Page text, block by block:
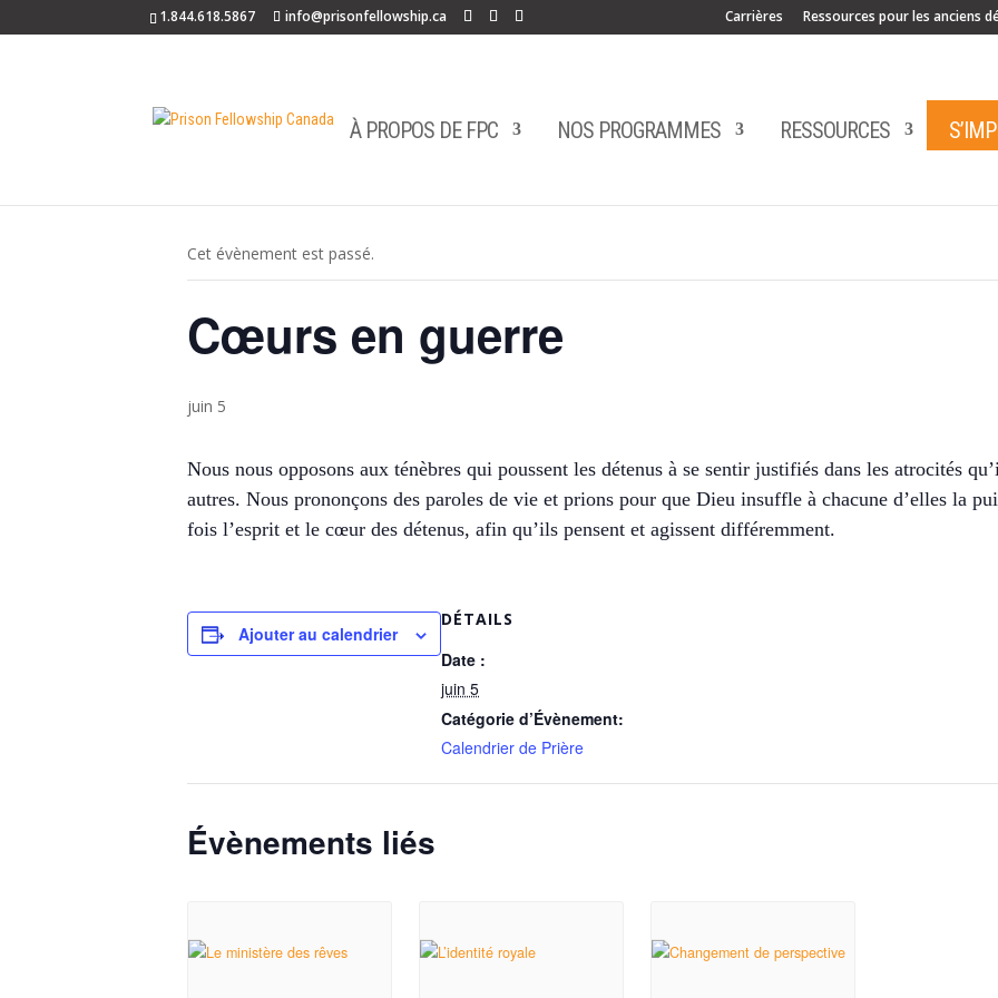
1.844.618.5867 info@prisonfellowship.ca Carrières Ressources pour les anciens
À PROPOS DE FPC NOS PROGRAMMES RESSOURCES
Cet évènement est passé.
Cœurs en guerre
juin 5
Nous nous opposons aux ténèbres qui poussent les détenus à se sentir justifiés dans les atrocités
autres. Nous prononçons des paroles de vie et prions pour que Dieu insuffle à chacune d’elles la
fois l’esprit et le cœur des détenus, afin qu’ils pensent et agissent différemment.
Ajouter au calendrier
DÉTAILS
Date :
juin 5
Catégorie d’Évènement:
Calendrier de Prière
Évènements liés